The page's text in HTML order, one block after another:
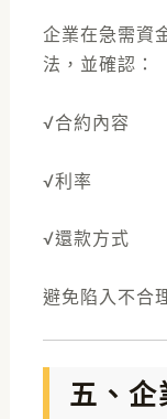
企業在急需資
法，並確認：
√合約內容
√利率
√還款方式
避免陷入不合
五、企